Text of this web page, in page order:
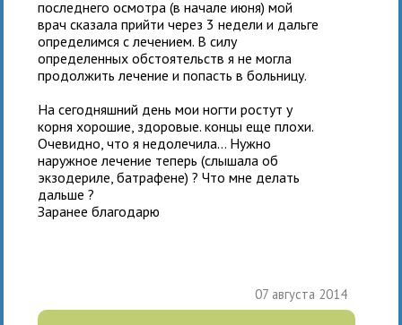
последнего осмотра (в начале июня) мой
врач сказала прийти через 3 недели и дальге
определимся с лечением. В силу
определенных обстоятельств я не могла
продолжить лечение и попасть в больницу.
На сегодняшний день мои ногти ростут у
корня хорошие, здоровые. концы еще плохи.
Очевидно, что я недолечила... Нужно
наружное лечение теперь (слышала об
экзодериле, батрафене) ? Что мне делать
дальше ?
Заранее благодарю
07 августа 2014